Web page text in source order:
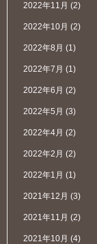
2022年11月 (2)
2022年10月 (2)
2022年8月 (1)
2022年7月 (1)
2022年6月 (2)
2022年5月 (3)
2022年4月 (2)
2022年2月 (2)
2022年1月 (1)
2021年12月 (3)
2021年11月 (2)
2021年10月 (4)